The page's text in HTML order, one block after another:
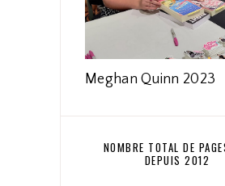
Meghan Quinn 2023
NOMBRE TOTAL DE
DEPUIS 2012